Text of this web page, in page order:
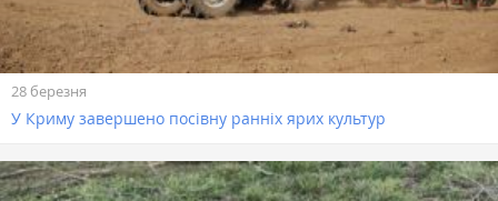
28 березня
У Криму завершено посівну ранніх ярих культур